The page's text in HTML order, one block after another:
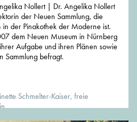
Nollert | Dr. Angelika Nollert
der Neuen Sammlung, die
der Pinakothek der Moderne ist.
dem Neuen Museum in Nürnberg
Aufgabe und ihren Plänen sowie
Sammlung befragt.
Schmelter-Kaiser, freie